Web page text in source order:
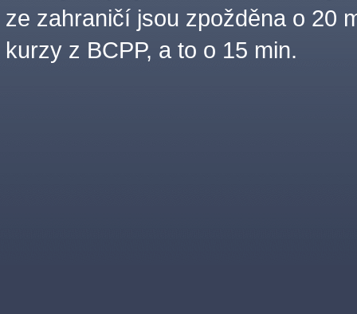
ze zahraničí jsou zpožděna o 20
kurzy z BCPP, a to o 15 min.